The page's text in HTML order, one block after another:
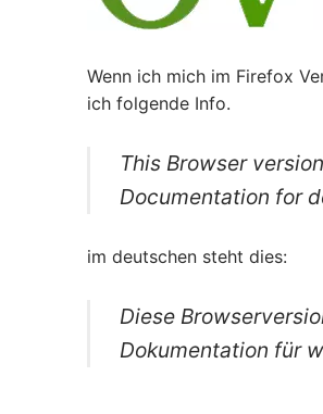
Wenn ich mich im Firefox
ich folgende Info.
This Browser
Documentation for
im deutschen steht dies:
Diese
Dokumentation für